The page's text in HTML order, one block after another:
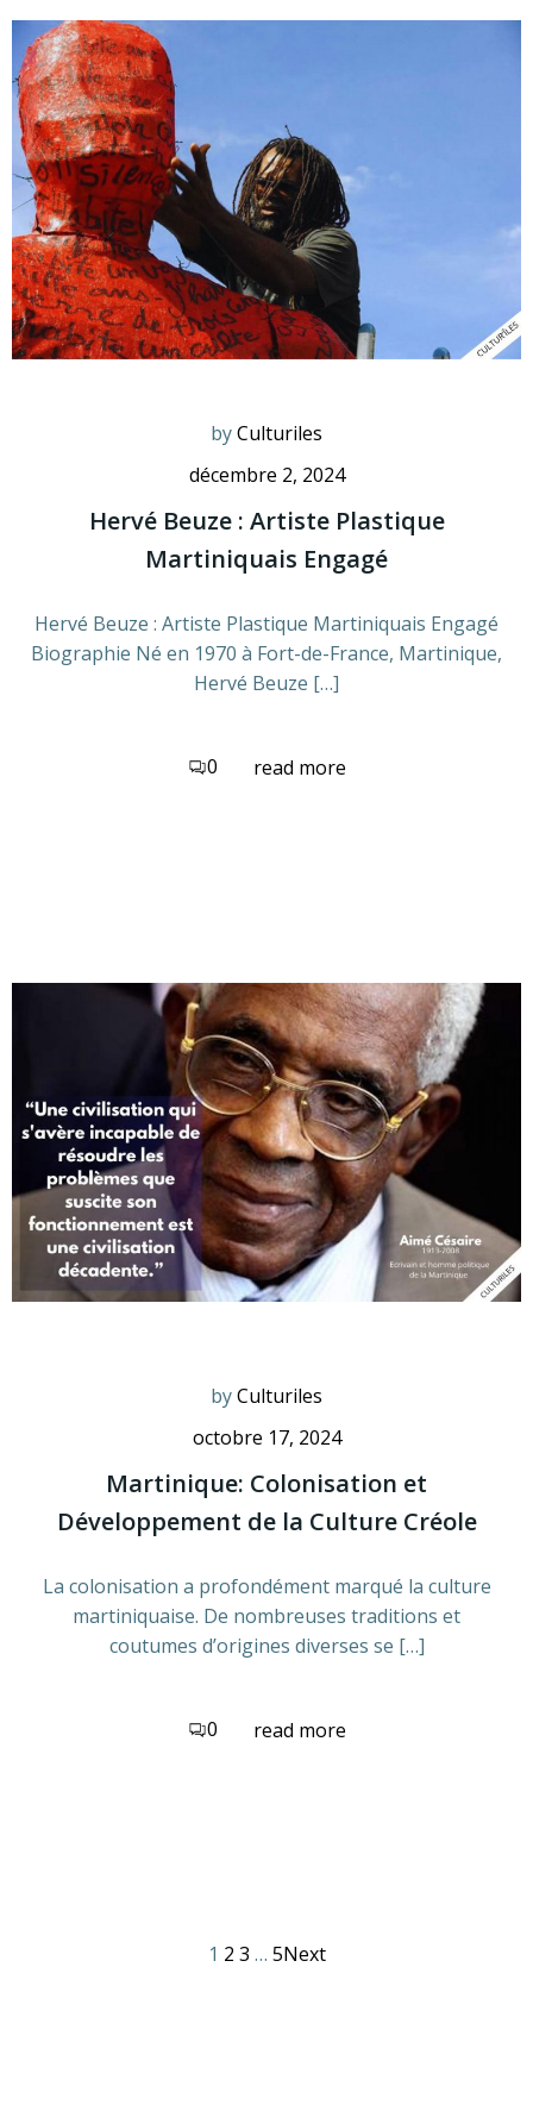
byCulturiles
décembre 2, 2024
Hervé Beuze : Artiste Plastique
Martiniquais Engagé
Hervé Beuze : Artiste Plastique Martiniquais Engagé
Biographie Né en 1970 à Fort-de-France, Martinique,
Hervé Beuze […]
0 read more
byCulturiles
octobre 17, 2024
Martinique: Colonisation et
Développement de la Culture Créole
La colonisation a profondément marqué la culture
martiniquaise. De nombreuses traditions et
coutumes d’origines diverses se […]
0 read more
1 2 3 … 5Next